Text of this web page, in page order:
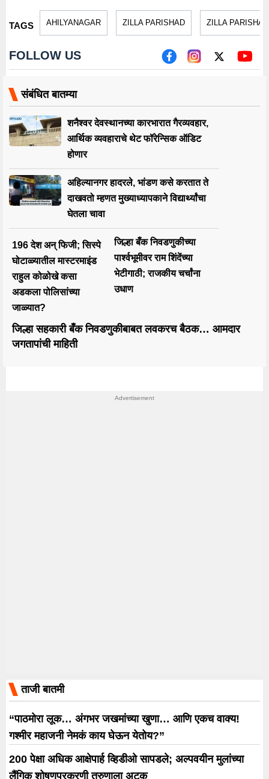
TAGS AHILYANAGAR ZILLA PARISHAD ZILLA
FOLLOW US
संबंधित बातम्या
शनैश्वर देवस्थानच्या कारभारात गैरव्यवहार,
आर्थिक व्यवहाराचे थेट फॉरेन्सिक ऑडिट
होणार
अहिल्यानगर हादरले, भांडण कसे करतात ते
दाखवतो म्हणत मुख्याध्यापकाने विद्यार्थ्यांचा
घेतला चावा
196 देश अन् फिजी; सिस्पे
घोटाळ्यातील मास्टरमाइंड
राहुल कोळोखे कसा
अडकला पोलिसांच्या
जाळ्यात?
जिल्हा बँक निवडणुकीच्या
पार्श्वभूमीवर राम शिंदेंच्या
भेटीगाठी; राजकीय चर्चांना
उधाण
जिल्हा सहकारी बँक निवडणुकीबाबत लवकरच बैठक… आमदार
जगतापांची माहिती
ताजी बातमी
“पाठमोरा लूक… अंगभर जखमांच्या खुणा… आणि एकच वाक्य!
गश्मीर महाजनी नेमकं काय घेऊन येतोय?”
200 पेक्षा अधिक आक्षेपार्ह व्हिडीओ सापडले; अल्पवयीन मुलांच्या
लैंगिक शोषणप्रकरणी तरुणाला अटक